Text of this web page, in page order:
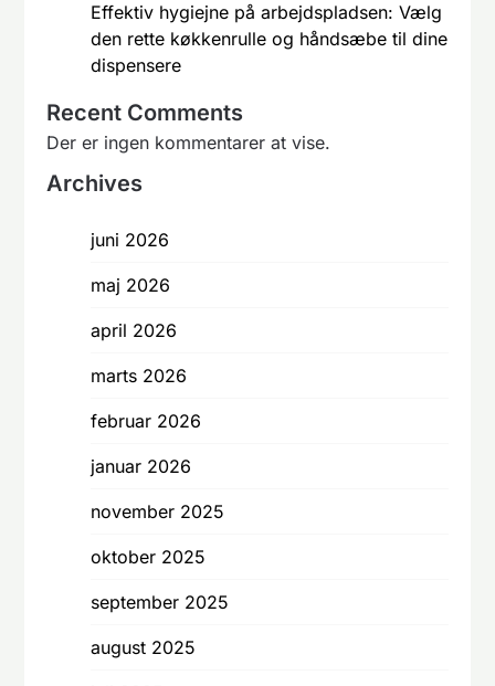
Effektiv hygiejne på arbejdspladsen: Vælg
den rette køkkenrulle og håndsæbe til dine
dispensere
Recent Comments
Der er ingen kommentarer at vise.
Archives
juni 2026
maj 2026
april 2026
marts 2026
februar 2026
januar 2026
november 2025
oktober 2025
september 2025
august 2025